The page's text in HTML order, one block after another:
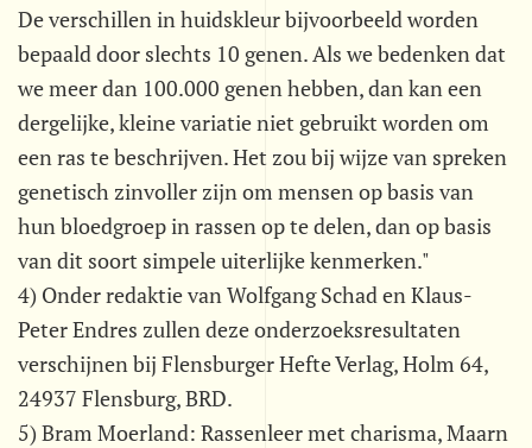
De verschillen in huidskleur bijvoorbeeld worden
bepaald door slechts 10 genen. Als we bedenken dat
we meer dan 100.000 genen hebben, dan kan een
dergelijke, kleine variatie niet gebruikt worden om
een ras te beschrijven. Het zou bij wijze van spreken
genetisch zinvoller zijn om mensen op basis van
hun bloedgroep in rassen op te delen, dan op basis
van dit soort simpele uiterlijke kenmerken."
4) Onder redaktie van Wolfgang Schad en Klaus-
Peter Endres zullen deze onderzoeksresultaten
verschijnen bij Flensburger Hefte Verlag, Holm 64,
24937 Flensburg, BRD.
5) Bram Moerland: Rassenleer met charisma, Maarn